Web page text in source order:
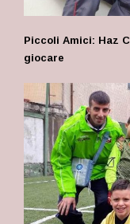
Piccoli Amici: Haz
giocare